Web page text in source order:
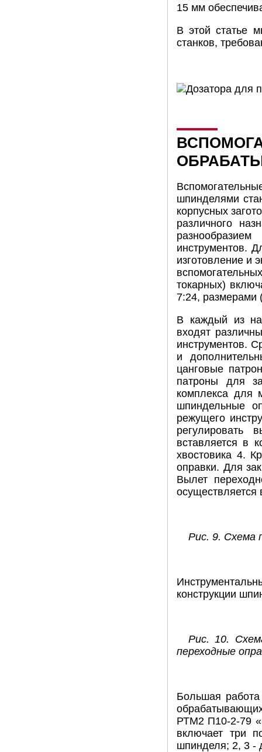
15 мм
В этой статье
станков,
шпинделями
корпусных
различного
инструментов.
изготовление и
токарных)
7:24,
В каждый из
входят
инструментов.
и
цанговые
патроны для
комплекса для
шпиндельные
режущего
регулировать
вставляется в
хвостовика 4.
оправки. Для
Вылет
Рис. 9. Схема
конструкции
Рис. 10.
переходные
Большая
РТМ2 П10-2-79
включает три
шпинделя; 2, 3 -